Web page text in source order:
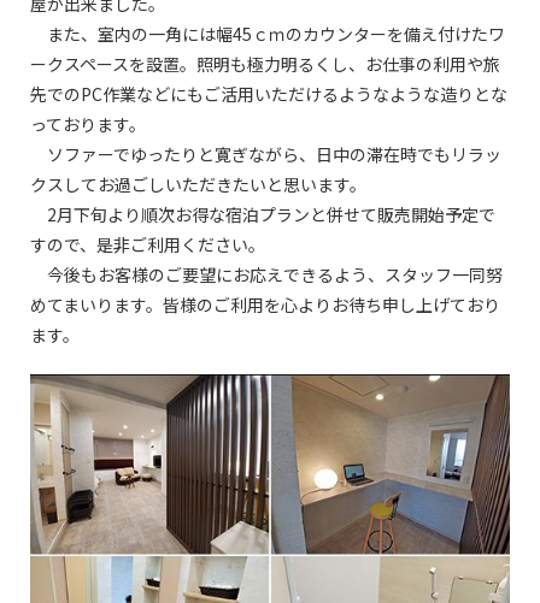
また、室内の一角には幅45ｃｍのカウンターを備え付けたワ
ークスペースを設置。照明も極力明るくし、お仕事の利用や旅
先でのPC作業などにもご活用いただけるようなような造りとな
っております。
ソファーでゆったりと寛ぎながら、日中の滞在時でもリラッ
クスしてお過ごしいただきたいと思います。
2月下旬より順次お得な宿泊プランと併せて販売開始予定で
すので、是非ご利用ください。
今後もお客様のご要望にお応えできるよう、スタッフ一同努
めてまいります。皆様のご利用を心よりお待ち申し上げており
ます。